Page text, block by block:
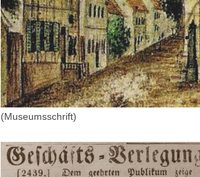
(Museumsschrift)